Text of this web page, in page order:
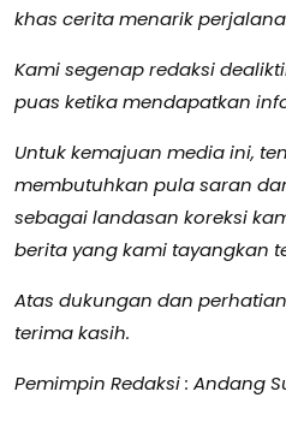
khas cerita menarik
Kami segenap redaksi
puas ketika mendapatkan
Untuk kemajuan media ini,
membutuhkan pula saran
sebagai landasan koreksi
berita yang kami tayangkan
Atas dukungan dan
terima kasih.
Pemimpin Redaksi : Andang